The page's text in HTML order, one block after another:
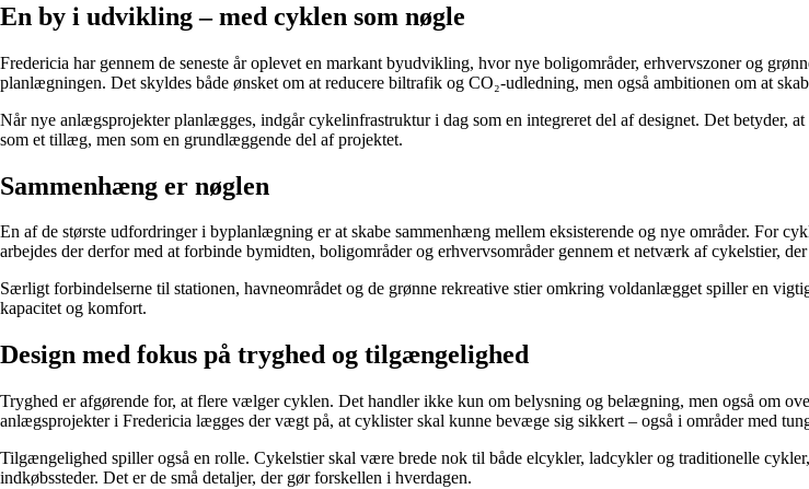
En by i udvikling – med cyklen som nøgle
Fredericia har gennem de seneste år oplevet en markant byudvikling, hvor nye boligområder, erhvervszoner og
planlægningen. Det skyldes både ønsket om at reducere biltrafik og CO₂-udledning, men også ambitionen om at
Når nye anlægsprojekter planlægges, indgår cykelinfrastruktur i dag som en integreret del af designet. Det
som et tillæg, men som en grundlæggende del af projektet.
Sammenhæng er nøglen
En af de største udfordringer i byplanlægning er at skabe sammenhæng mellem eksisterende og nye områder. For
arbejdes der derfor med at forbinde bymidten, boligområder og erhvervsområder gennem et netværk af cykelstier,
Særligt forbindelserne til stationen, havneområdet og de grønne rekreative stier omkring voldanlægget spiller en
kapacitet og komfort.
Design med fokus på tryghed og tilgængelighed
Tryghed er afgørende for, at flere vælger cyklen. Det handler ikke kun om belysning og belægning, men også om
anlægsprojekter i Fredericia lægges der vægt på, at cyklister skal kunne bevæge sig sikkert – også i områder med
Tilgængelighed spiller også en rolle. Cykelstier skal være brede nok til både elcykler, ladcykler og traditionelle
indkøbssteder. Det er de små detaljer, der gør forskellen i hverdagen.